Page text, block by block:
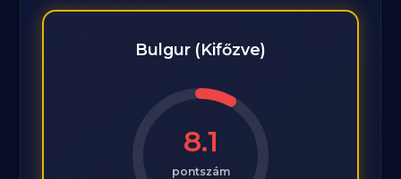
Bulgur (Kifőzve)
8.1
pontszám